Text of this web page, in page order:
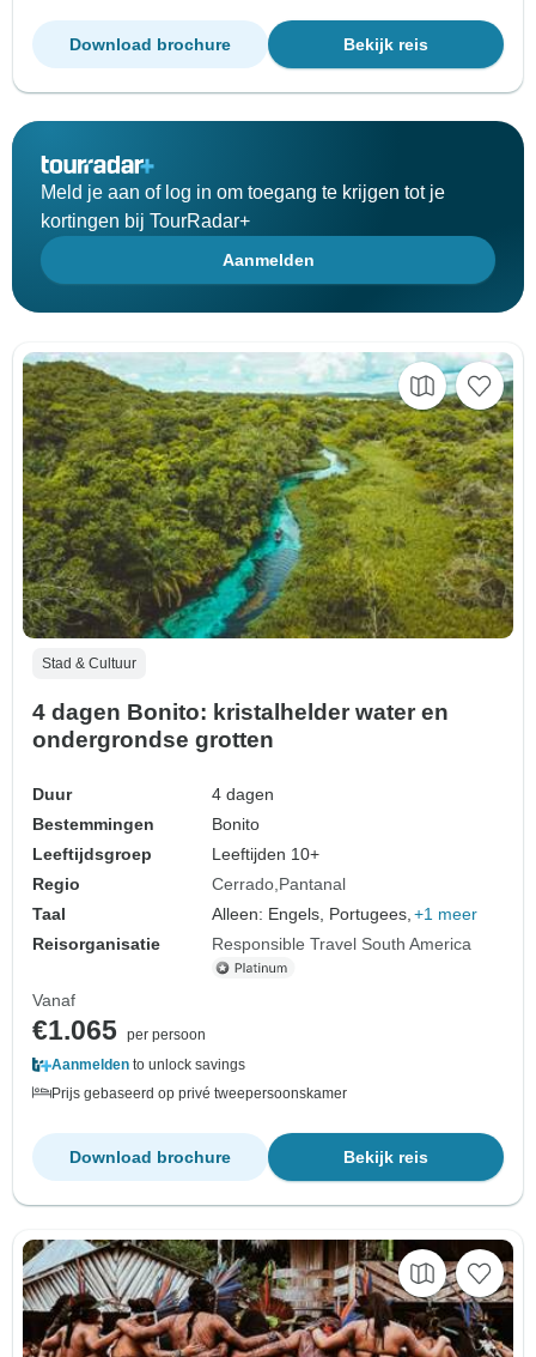
Bekijk reis
Download brochure
Meld je aan of log in om toegang te krijgen tot je
kortingen bij TourRadar+
Aanmelden
Stad & Cultuur
4 dagen Bonito: kristalhelder water en
ondergrondse grotten
Duur
4 dagen
Bestemmingen
Bonito
Leeftijdsgroep
Leeftijden 10+
Regio
Cerrado Pantanal
Taal
Alleen: Engels, Portugees, +1 meer
Reisorganisatie
Responsible Travel South America
Vanaf
€1.065 per persoon
Aanmelden to unlock savings
Prijs gebaseerd op privé tweepersoonskamer
Bekijk reis
Download brochure